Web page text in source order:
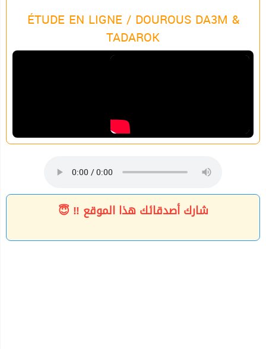
ÉTUDE EN LIGNE / DOUROUS DA3M &
TADAROK
شارك أصدقائك هذا الموقع ‼ 😇